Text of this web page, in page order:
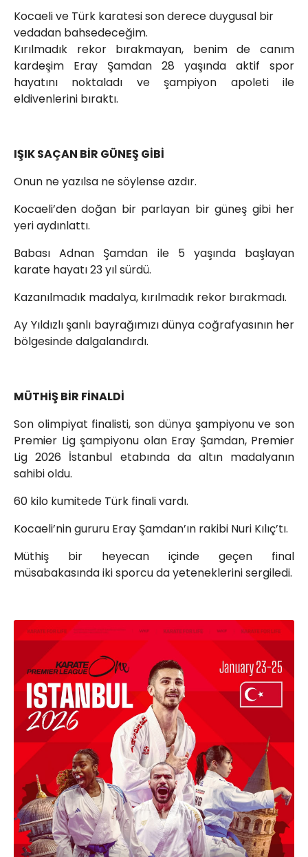
Kocaeli ve Türk karatesi son derece duygusal bir
vedadan bahsedeceğim.
Kırılmadık rekor bırakmayan, benim de canım
kardeşim Eray Şamdan 28 yaşında aktif spor
hayatını noktaladı ve şampiyon apoleti ile
eldivenlerini bıraktı.
IŞIK SAÇAN BİR GÜNEŞ GİBİ
Onun ne yazılsa ne söylense azdır.
Kocaeli’den doğan bir parlayan bir güneş gibi her
yeri aydınlattı.
Babası Adnan Şamdan ile 5 yaşında başlayan
karate hayatı 23 yıl sürdü.
Kazanılmadık madalya, kırılmadık rekor bırakmadı.
Ay Yıldızlı şanlı bayrağımızı dünya coğrafyasının her
bölgesinde dalgalandırdı.
MÜTHİŞ BİR FİNALDİ
Son olimpiyat finalisti, son dünya şampiyonu ve son
Premier Lig şampiyonu olan Eray Şamdan, Premier
Lig 2026 İstanbul etabında da altın madalyanın
sahibi oldu.
60 kilo kumitede Türk finali vardı.
Kocaeli’nin gururu Eray Şamdan’ın rakibi Nuri Kılıç’tı.
Müthiş bir heyecan içinde geçen final
müsabakasında iki sporcu da yeteneklerini sergiledi.
info@spor41.com